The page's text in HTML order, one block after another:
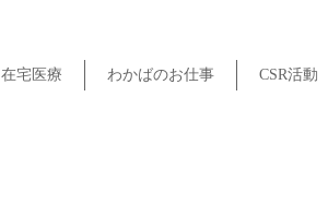
在宅医療 わかばのお仕事 CSR活動